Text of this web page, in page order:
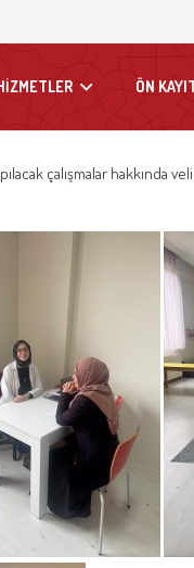
ÖN
çalışmalar hakkında